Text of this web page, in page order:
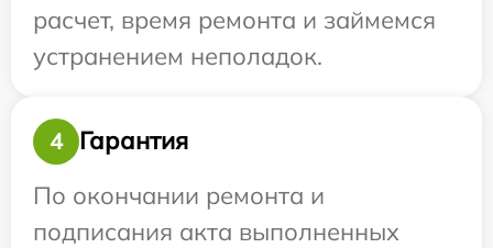
расчет, время ремонта и займемся
устранением неполадок.
4
Гарантия
По окончании ремонта и
подписания акта выполненных